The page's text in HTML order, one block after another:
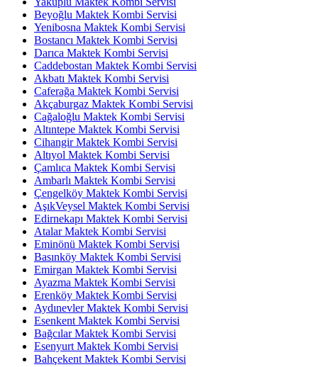
Beyoğlu Maktek Kombi Servisi
Yenibosna Maktek Kombi Servisi
Bostancı Maktek Kombi Servisi
Darıca Maktek Kombi Servisi
Caddebostan Maktek Kombi Servisi
Akbatı Maktek Kombi Servisi
Caferağa Maktek Kombi Servisi
Akçaburgaz Maktek Kombi Servisi
Cağaloğlu Maktek Kombi Servisi
Altıntepe Maktek Kombi Servisi
Cihangir Maktek Kombi Servisi
Altıyol Maktek Kombi Servisi
Çamlıca Maktek Kombi Servisi
Ambarlı Maktek Kombi Servisi
Çengelköy Maktek Kombi Servisi
AşıkVeysel Maktek Kombi Servisi
Edirnekapı Maktek Kombi Servisi
Atalar Maktek Kombi Servisi
Eminönü Maktek Kombi Servisi
Basınköy Maktek Kombi Servisi
Emirgan Maktek Kombi Servisi
Ayazma Maktek Kombi Servisi
Erenköy Maktek Kombi Servisi
Aydınevler Maktek Kombi Servisi
Esenkent Maktek Kombi Servisi
Bağcılar Maktek Kombi Servisi
Esenyurt Maktek Kombi Servisi
Bahçekent Maktek Kombi Servisi